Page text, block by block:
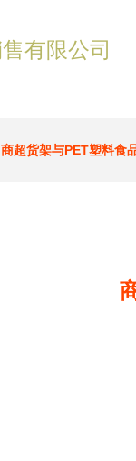
有限公司
商超货架与PET塑料食